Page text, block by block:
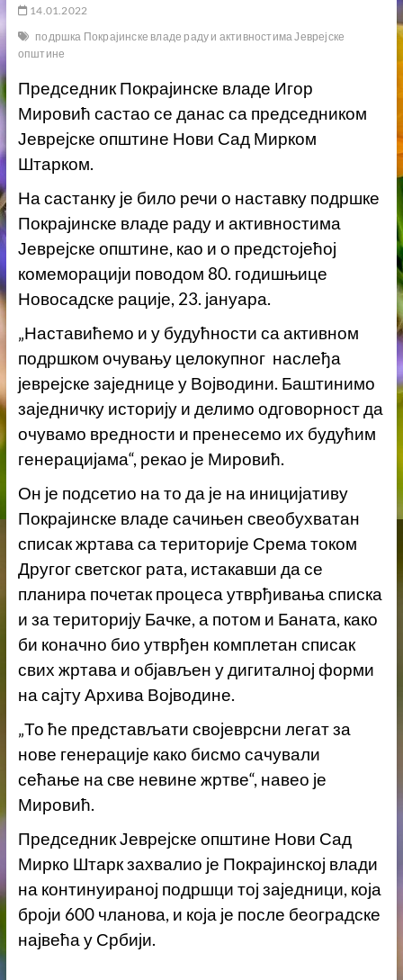
14.01.2022
подршка Покрајинске владе раду и активностима Јеврејске
општине
Председник Покрајинске владе Игор
Мировић састао се данас са председником
Јеврејске општине Нови Сад Мирком
Штарком.
На састанку је било речи о наставку подршке
Покрајинске владе раду и активностима
Јеврејске општине, као и о предстојећој
комеморацији поводом 80. годишњице
Новосадске рације, 23. јануара.
„Наставићемо и у будућности са активном
подршком очувању целокупног наслеђа
јеврејске заједнице у Војводини. Баштинимо
заједничку историју и делимо одговорност да
очувамо вредности и пренесемо их будућим
генерацијама“, рекао је Мировић.
Он је подсетио на то да је на иницијативу
Покрајинске владе сачињен свеобухватан
списак жртава са територије Срема током
Другог светског рата, истакавши да се
планира почетак процеса утврђивања списка
и за територију Бачке, а потом и Баната, како
би коначно био утврђен комплетан списак
свих жртава и објављен у дигиталној форми
на сајту Архива Војводине.
„То ће представљати својеврсни легат за
нове генерације како бисмо сачували
сећање на све невине жртве“, навео је
Мировић.
Председник Јеврејске општине Нови Сад
Мирко Штарк захвалио је Покрајинској влади
на континуираној подршци тој заједници, која
броји 600 чланова, и која је после београдске
највећа у Србији.